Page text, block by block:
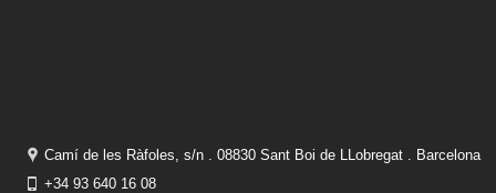
Camí de les Ràfoles, s/n . 08830 Sant Boi de LLobregat . Barcelona
+34 93 640 16 08